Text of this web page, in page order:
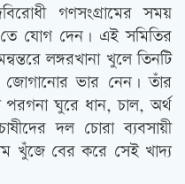
গণসংগ্রামের সময়
যোগ দেন। এই সমিতির
লঙ্গরখানা খুলে তিনটি
জোগানোর ভার নেন। তাঁর
পরগনা ঘুরে ধান, চাল, অর্থ
দল চোরা ব্যবসায়ী
খুঁজে বের করে সেই খাদ্য